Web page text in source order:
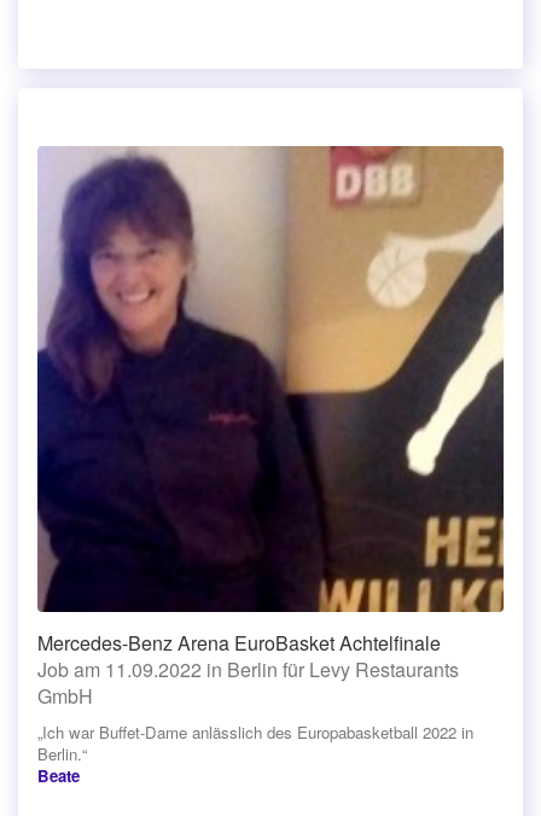
Mercedes-Benz Arena EuroBasket Achtelfinale
Job am 11.09.2022 in Berlin für Levy Restaurants
GmbH
„Ich war Buffet-Dame anlässlich des Europabasketball 2022 in
Berlin.“
Beate